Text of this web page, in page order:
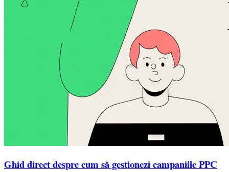
Ghid direct despre cum să gestionezi campaniile PPC